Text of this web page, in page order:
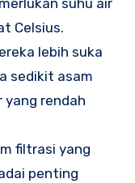
suhu air
Celsius.
lebih suka
sedikit asam
yang rendah
filtrasi yang
penting